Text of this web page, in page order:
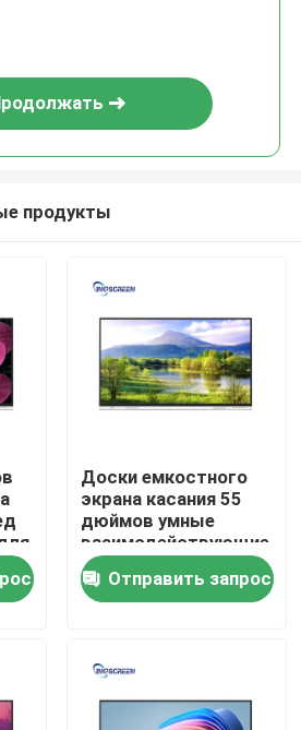
продукты
Доски емкостного
экрана касания 55
дюймов умные
взаимодействующие
для образования
Отправить запрос